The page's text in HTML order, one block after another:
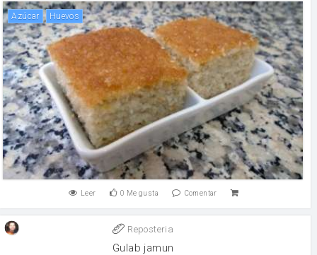
Azúcar huevos
Leer 0 Me gusta Comentar
Reposteria
Gulab jamun